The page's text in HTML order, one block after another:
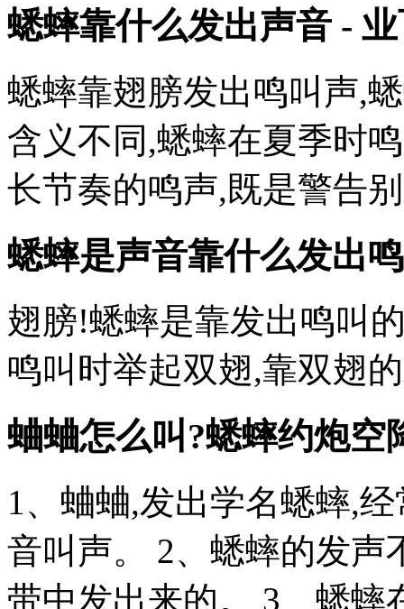
蟋蟀靠什么发出声音 -
蟋蟀靠翅膀发出鸣叫声,
含义不同,蟋蟀在夏季时
长节奏的鸣声,既是警告
蟋蟀是声音靠什么发出
翅膀!蟋蟀是靠发出鸣叫
鸣叫时举起双翅,靠双翅
蛐蛐怎么叫?蟋蟀约炮空
1、蛐蛐,发出学名蟋蟀,
音叫声。 2、蟋蟀的发声
带中发出来的。 3、蟋蟀